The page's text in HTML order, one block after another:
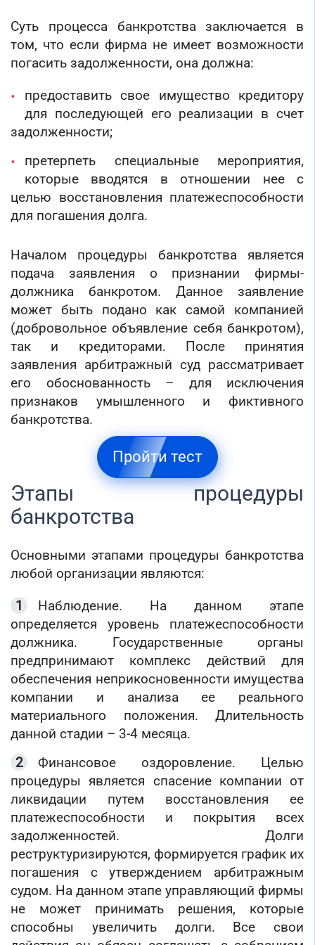
На УСН
С долгами
Без долгов
С историей
ИТ-компании
Оценочные компании
Готовые фирмы по недвижимости
Бухгалтерские компании
Проектные компании
Туристические фирмы
Торговые компании
Страховые компании
Регистрация НКО
Регистрация предприятия
Банкротство предприятия
Банкротство компании
Банкротство ООО
Процедура банкротства
Банкротство ИП
Банкротство фирмы
Упрощенное банкротство
Суть процесса банкротства заключается в
том, что если фирма не имеет возможности
погасить задолженности, она должна:
предоставить свое имущество кредитору
для последующей его реализации в счет
задолженности;
претерпеть специальные мероприятия,
которые вводятся в отношении нее с
целью восстановления платежеспособности
для погашения долга.
Началом процедуры банкротства является
подача заявления о признании фирмы-
должника банкротом. Данное заявление
может быть подано как самой компанией
(добровольное объявление себя банкротом),
так и кредиторами. После принятия
заявления арбитражный суд рассматривает
его обоснованность – для исключения
признаков умышленного и фиктивного
банкротства.
Пройти тест
Этапы процедуры
банкротства
Основными этапами процедуры банкротства
любой организации являются:
Наблюдение. На данном этапе
определяется уровень платежеспособности
должника. Государственные органы
предпринимают комплекс действий для
обеспечения неприкосновенности имущества
компании и анализа ее реального
материального положения. Длительность
данной стадии – 3-4 месяца.
Финансовое оздоровление. Целью
процедуры является спасение компании от
ликвидации путем восстановления ее
платежеспособности и покрытия всех
задолженностей. Долги
реструктуризируются, формируется график их
погашения с утверждением арбитражным
судом. На данном этапе управляющий фирмы
не может принимать решения, которые
способны увеличить долги. Все свои